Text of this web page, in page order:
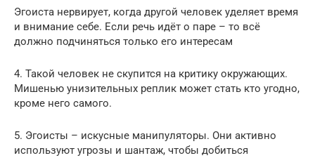
Эгоиста нервирует, когда другой человек уделяет время
и внимание себе. Если речь идёт о паре – то всё
должно подчиняться только его интересам
4. Такой человек не скупится на критику окружающих.
Мишенью унизительных реплик может стать кто угодно,
кроме него самого.
5. Эгоисты – искусные манипуляторы. Они активно
используют угрозы и шантаж, чтобы добиться